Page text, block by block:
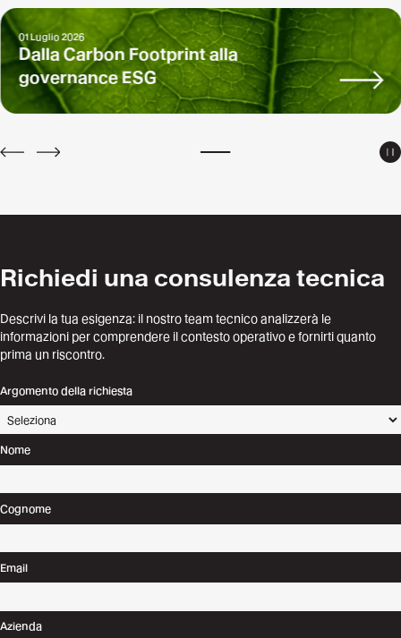
01 Luglio 2026
Dalla Carbon Footprint alla
governance ESG
PREVNEXT
Richiedi una consulenza tecnica
Descrivi la tua esigenza: il nostro team tecnico analizzerà le
informazioni per comprendere il contesto operativo e fornirti quanto
prima un riscontro.
Argomento della richiesta
Nome
Cognome
Email
Azienda